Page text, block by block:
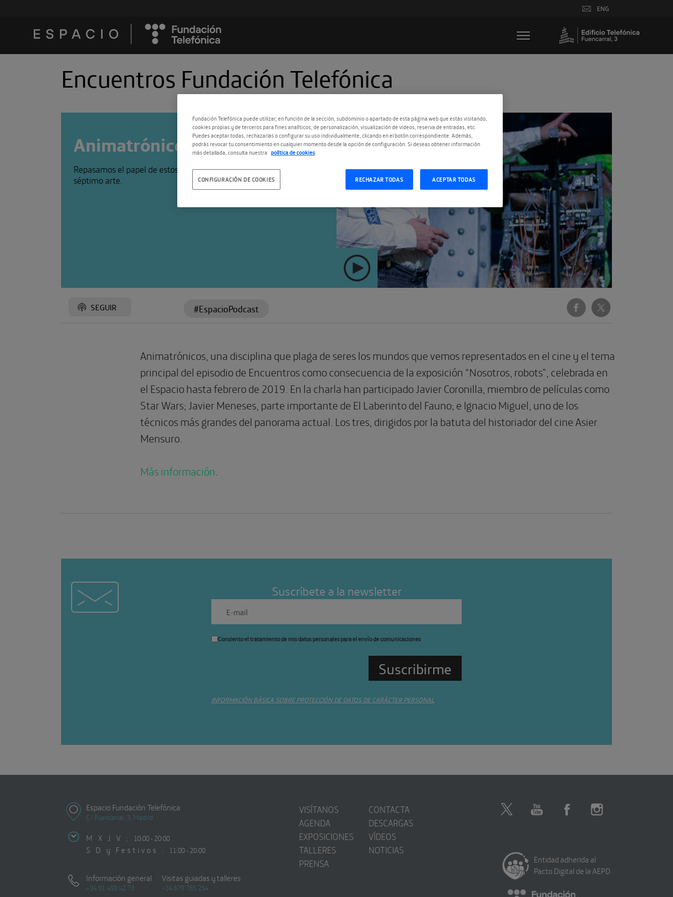
ENG
Encuentros Fundación Telefónica
Animatrónicos y cine.
Repasamos el papel de estos robots cinematográficos en la historia del
séptimo arte.
SEGUIR #EspacioPodcast
Animatrónicos, una disciplina que plaga de seres los mundos que vemos representados en el cine y el tema
principal del episodio de Encuentros como consecuencia de la exposición “Nosotros, robots”, celebrada en
el Espacio hasta febrero de 2019. En la charla han participado Javier Coronilla, miembro de películas como
Star Wars; Javier Meneses, parte importante de El Laberinto del Fauno; e Ignacio Miguel, uno de los
técnicos más grandes del panorama actual. Los tres, dirigidos por la batuta del historiador del cine Asier
Mensuro.
Más información
Suscríbete a la newsletter
Consiento el tratamiento de mis datos personales para el envío de comunicaciones
INFORMACIÓN BÁSICA SOBRE PROTECCIÓN DE DATOS DE CARÁCTER PERSONAL
Espacio Fundación Telefónica
C/ Fuencarral, 3, Madrid
M X J V : 10:00 - 20:00
S D y Festivos : 11:00 - 20:00
Información general
+34 91 498 42 73
Visitas guiadas y talleres
+34 679 765 254
VISÍTANOS
AGENDA
EXPOSICIONES
TALLERES
PRENSA
CONTACTA
DESCARGAS
VÍDEOS
NOTICIAS
Entidad adherida al
Pacto Digital de la AEPD
Suscríbete a
Encuentros Fundación
Telefónica
Utiliza cualquiera de tus clietes favoritos para recibir los
nuevos episodios al instante.
Fundación Telefónica puede utilizar, en función de la sección, subdominio o apartado de esta página web que estás visitando,
cookies propias y de terceros para fines analíticos, de personalización, visualización de vídeos, reserva de entradas, etc.
Puedes aceptar todas, rechazarlas o configurar su uso individualmente, clicando en el botón correspondiente. Además,
podrás revocar tu consentimiento en cualquier momento desde la opción de configuración. Si deseas obtener información
más detallada, consulta nuestra política de cookies
RECHAZAR TODAS ACEPTAR TODAS
CONFIGURACIÓN DE COOKIES